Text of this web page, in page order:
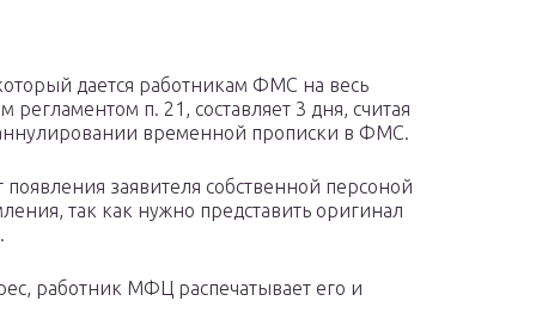
дается работникам ФМС на весь
п. 21, составляет 3 дня, считая
временной прописки в ФМС.
заявителя собственной персоной
так как нужно представить оригинал
работник МФЦ распечатывает его и